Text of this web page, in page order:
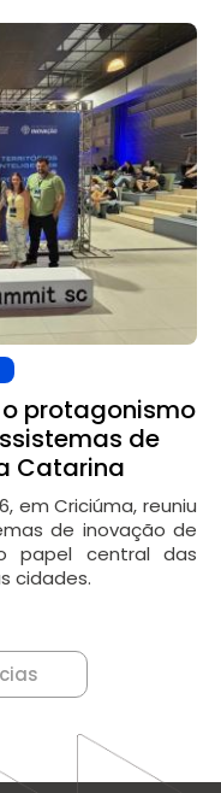
o protagonismo
de
Catarina
em Criciúma, reuniu
de inovação de
papel central das
cidades.